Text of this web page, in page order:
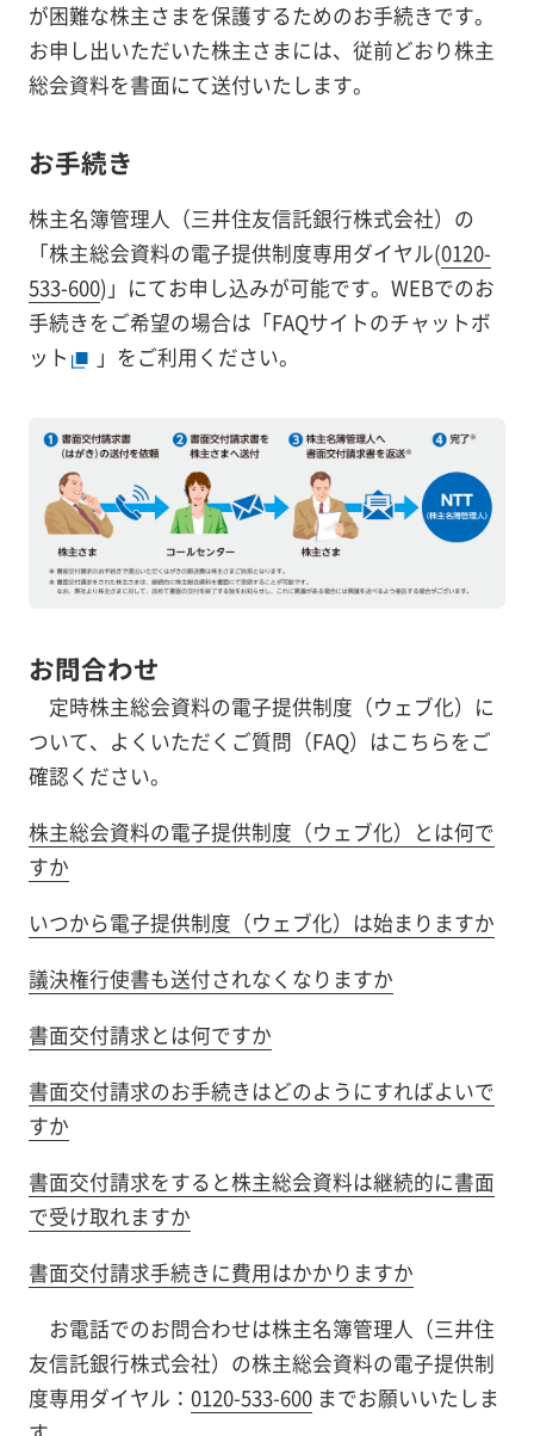
が困難な株主さまを保護するためのお手続きです。
お申し出いただいた株主さまには、従前どおり株主
総会資料を書面にて送付いたします。
お手続き
株主名簿管理人（三井住友信託銀行株式会社）の
「株主総会資料の電子提供制度専用ダイヤル(0120-
533-600)」にてお申し込みが可能です。WEBでのお
手続きをご希望の場合は「FAQサイトのチャットボ
ット
」をご利用ください。
お問合わせ
定時株主総会資料の電子提供制度（ウェブ化）に
ついて、よくいただくご質問（FAQ）はこちらをご
確認ください。
株主総会資料の電子提供制度（ウェブ化）とは何で
すか
いつから電子提供制度（ウェブ化）は始まりますか
議決権行使書も送付されなくなりますか
書面交付請求とは何ですか
書面交付請求のお手続きはどのようにすればよいで
すか
書面交付請求をすると株主総会資料は継続的に書面
で受け取れますか
書面交付請求手続きに費用はかかりますか
お電話でのお問合わせは株主名簿管理人（三井住
友信託銀行株式会社）の株主総会資料の電子提供制
度専用ダイヤル： 0120-533-600までお願いいたしま